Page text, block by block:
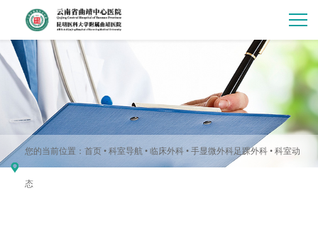
您的当前位置： 首页 • 科室导航 • 临床外科 • 手显微外科足踝外科 • 科室动
态